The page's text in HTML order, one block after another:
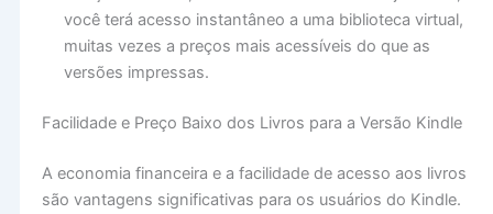
você terá acesso instantâneo a uma biblioteca virtual,
muitas vezes a preços mais acessíveis do que as
versões impressas.
Facilidade e Preço Baixo dos Livros para a Versão Kindle
A economia financeira e a facilidade de acesso aos livros
são vantagens significativas para os usuários do Kindle.